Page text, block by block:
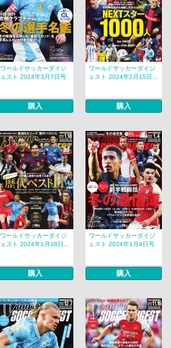
ワールドサッカーダイジ
ェスト 2024年3月7日号
購入
ワールドサッカーダイジ
ェスト 2024年2月15日...
購入
ワールドサッカーダイジ
ェスト 2024年1月18日...
購入
ワールドサッカーダイジ
ェスト 2024年1月4日号
購入